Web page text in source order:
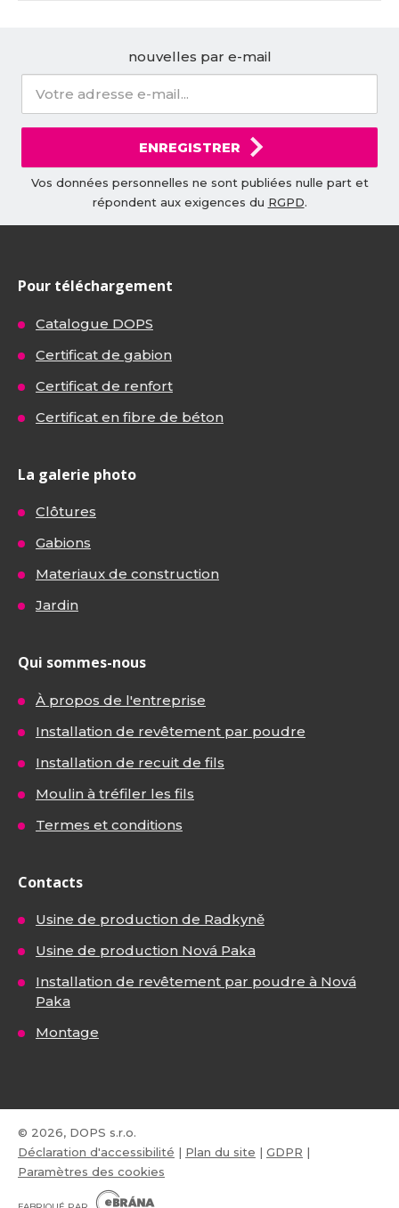
nouvelles par e-mail
ENREGISTRER
Vos données personnelles ne sont publiées nulle part et
répondent aux exigences du RGPD.
Pour téléchargement
Catalogue DOPS
Certificat de gabion
Certificat de renfort
Certificat en fibre de béton
La galerie photo
Clôtures
Gabions
Materiaux de construction
Jardin
Qui sommes-nous
À propos de l'entreprise
Installation de revêtement par poudre
Installation de recuit de fils
Moulin à tréfiler les fils
Termes et conditions
Contacts
Usine de production de Radkyně
Usine de production Nová Paka
Installation de revêtement par poudre à Nová
Paka
Montage
© 2026, DOPS s.r.o.
Déclaration d'accessibilité | Plan du site | GDPR |
Paramètres des cookies
B